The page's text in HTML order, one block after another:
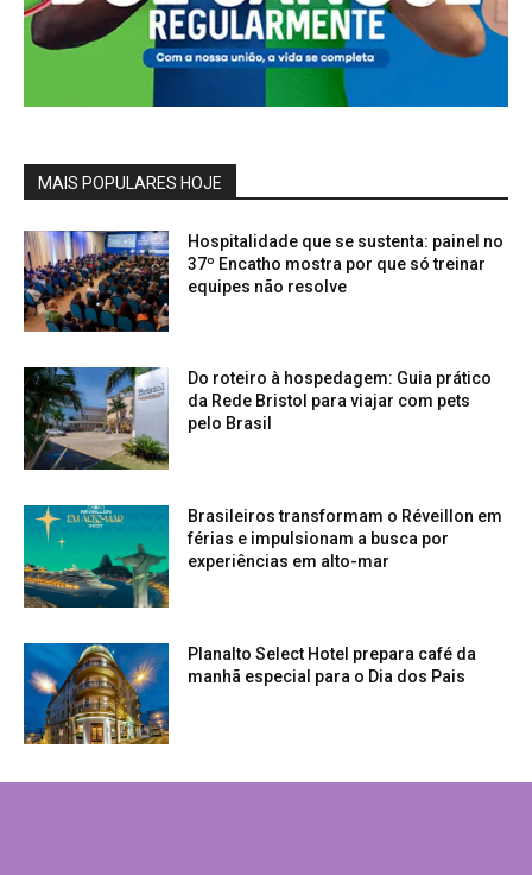
MAIS POPULARES HOJE
Hospitalidade que se sustenta: painel no
37º Encatho mostra por que só treinar
equipes não resolve
Do roteiro à hospedagem: Guia prático
da Rede Bristol para viajar com pets
pelo Brasil
Brasileiros transformam o Réveillon em
férias e impulsionam a busca por
experiências em alto-mar
Planalto Select Hotel prepara café da
manhã especial para o Dia dos Pais